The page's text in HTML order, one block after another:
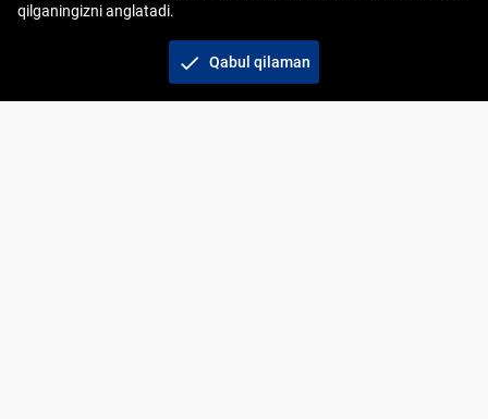
Copyright © 2017-2026. "Elektron onlayn-auksionlarni
tashkil etish" AJ. Barcha huquqlar himoyalangan
qilganingizni anglatadi.
check Qabul qilaman